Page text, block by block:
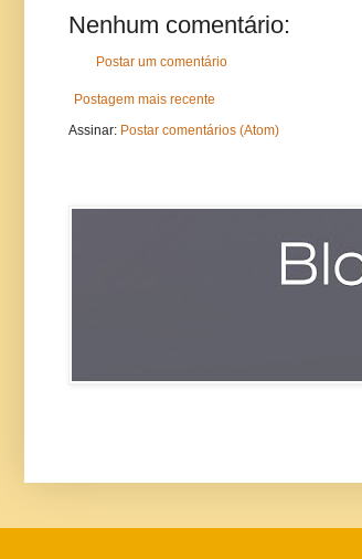
Nenhum comentário:
Postar um comentário
Postagem mais recente
Assinar: Postar comentários (Atom)